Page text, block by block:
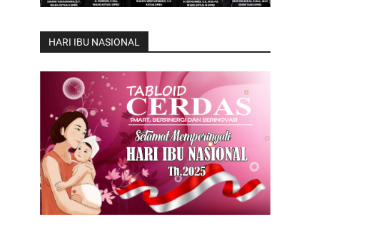
HARI IBU NASIONAL